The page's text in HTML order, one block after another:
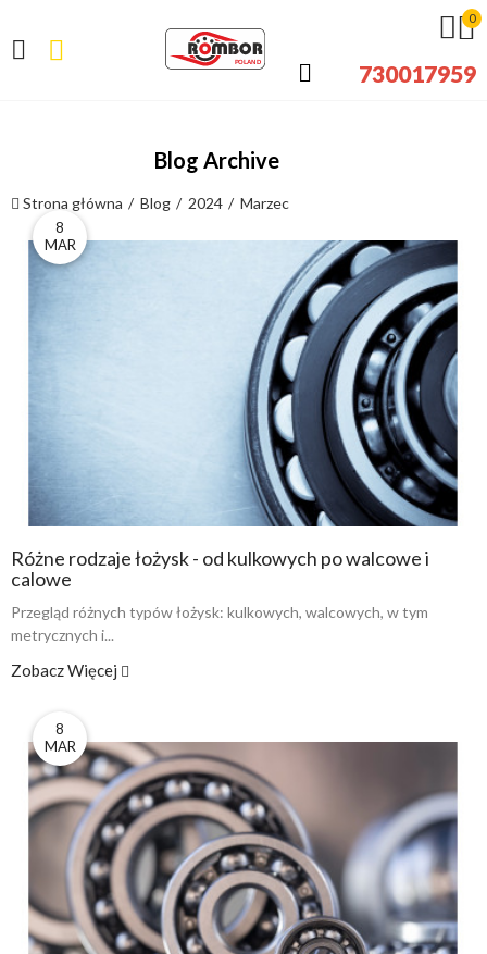
0
730017959
Blog Archive
Strona główna Blog 2024 Marzec
8
MAR
Różne rodzaje łożysk - od kulkowych po walcowe i
calowe
Przegląd różnych typów łożysk: kulkowych, walcowych, w tym
metrycznych i...
Zobacz Więcej
8
MAR